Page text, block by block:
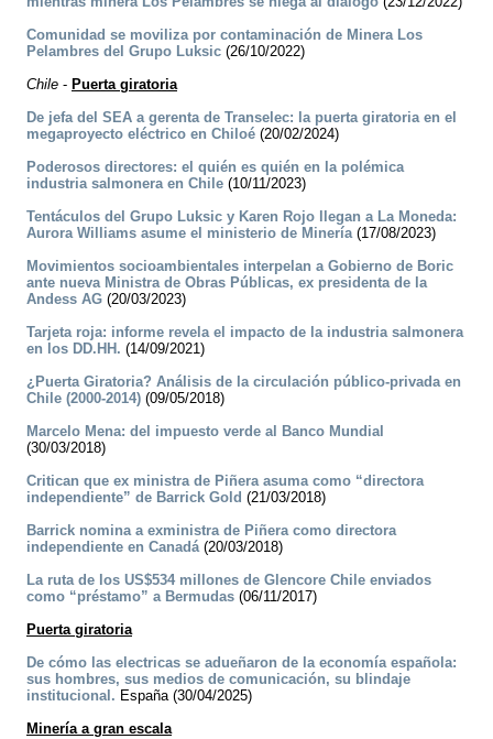
Comunidad se moviliza por contaminación de Minera Los
Pelambres del Grupo Luksic (26/10/2022)
Chile - Puerta giratoria
De jefa del SEA a gerenta de Transelec: la puerta giratoria en el
megaproyecto eléctrico en Chiloé (20/02/2024)
Poderosos directores: el quién es quién en la polémica
industria salmonera en Chile (10/11/2023)
Tentáculos del Grupo Luksic y Karen Rojo llegan a La Moneda:
Aurora Williams asume el ministerio de Minería(17/08/2023)
Movimientos socioambientales interpelan a Gobierno de Boric
ante nueva Ministra de Obras Públicas, ex presidenta de la
Andess AG (20/03/2023)
Tarjeta roja: informe revela el impacto de la industria salmonera
en los DD.HH. (14/09/2021)
¿Puerta Giratoria? Análisis de la circulación público-privada en
Chile (2000-2014) (09/05/2018)
Marcelo Mena: del impuesto verde al Banco Mundial
(30/03/2018)
Critican que ex ministra de Piñera asuma como “directora
independiente” de Barrick Gold (21/03/2018)
Barrick nomina a exministra de Piñera como directora
independiente en Canadá(20/03/2018)
La ruta de los US$534 millones de Glencore Chile enviados
como “préstamo” a Bermudas (06/11/2017)
Puerta giratoria
De cómo las electricas se adueñaron de la economía española:
sus hombres, sus medios de comunicación, su blindaje
institucional. España (30/04/2025)
Minería a gran escala